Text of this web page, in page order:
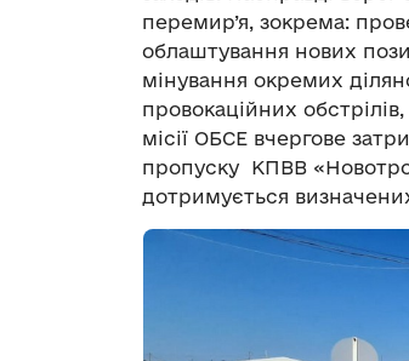
перемир’я, зокрема:
облаштування нових
мінування окремих
провокаційних
місії ОБСЕ вчергове
пропуску КПВВ
дотримується